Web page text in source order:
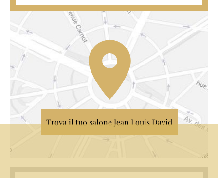
Trova il tuo salone Jean Louis David